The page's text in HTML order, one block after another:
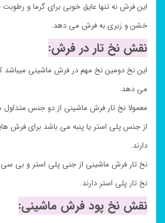
این فرش نه تنها عایق خوبی برای گرما و رطوبت
خشن و زبری به فرش می دهد.
نقش نخ تار در فرش:
این نخ دومین نخ مهم در فرش ماشینی میباشد
می دهد.
معمولا نخ تار فرش ماشینی از دو جنس متداول
از جنس پلی استر یا پنبه می باشد برای فرش
دارند.
نخ تار فرش ماشینی از جنی پلی استر و بی
نخ تار پلی استر دارند.
نقش نخ پود فرش ماشینی: